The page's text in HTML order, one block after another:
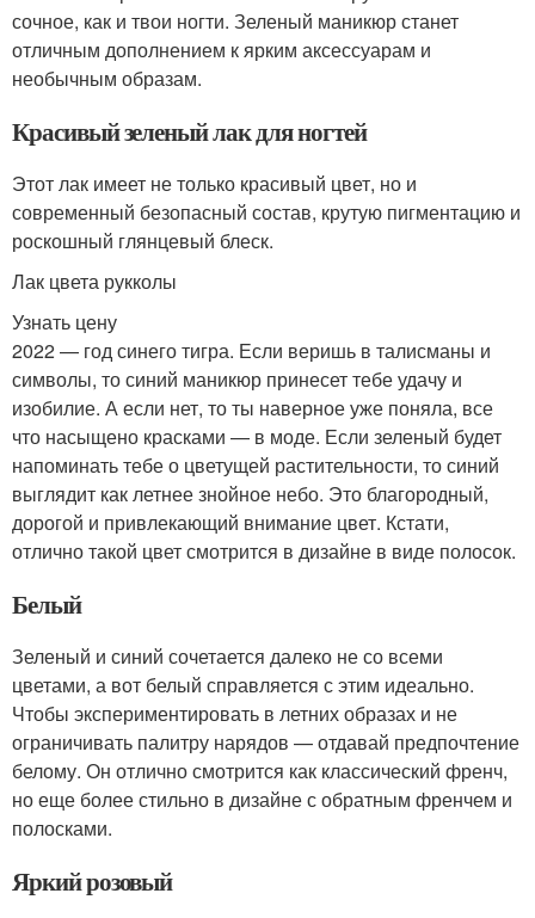
сочное, как и твои ногти. Зеленый маникюр станет
отличным дополнением к ярким аксессуарам и
необычным образам.
Красивый зеленый лак для ногтей
Этот лак имеет не только красивый цвет, но и
современный безопасный состав, крутую пигментацию и
роскошный глянцевый блеск.
Лак цвета рукколы
Узнать цену
2022 — год синего тигра. Если веришь в талисманы и
символы, то синий маникюр принесет тебе удачу и
изобилие. А если нет, то ты наверное уже поняла, все
что насыщено красками — в моде. Если зеленый будет
напоминать тебе о цветущей растительности, то синий
выглядит как летнее знойное небо. Это благородный,
дорогой и привлекающий внимание цвет. Кстати,
отлично такой цвет смотрится в дизайне в виде полосок.
Белый
Зеленый и синий сочетается далеко не со всеми
цветами, а вот белый справляется с этим идеально.
Чтобы экспериментировать в летних образах и не
ограничивать палитру нарядов — отдавай предпочтение
белому. Он отлично смотрится как классический френч,
но еще более стильно в дизайне с обратным френчем и
полосками.
Яркий розовый